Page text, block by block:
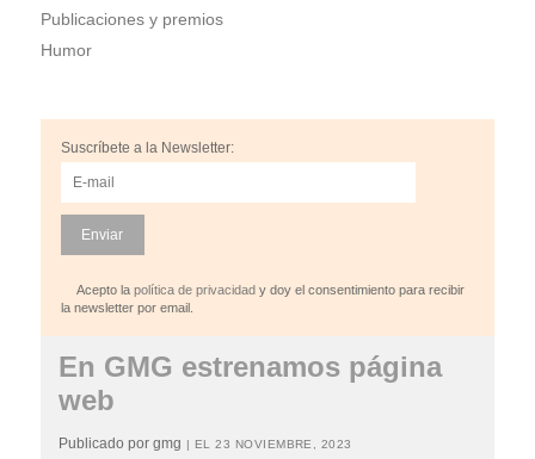
Publicaciones y premios
Humor
Suscríbete a la Newsletter:
Acepto la política de privacidad y doy el consentimiento para recibir
la newsletter por email.
En GMG estrenamos página
web
Publicado por gmg | EL 23 NOVIEMBRE, 2023